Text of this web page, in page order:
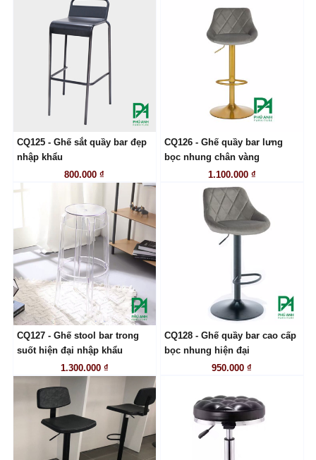
CQ125 - Ghế sắt quầy bar đẹp
nhập khẩu
800.000 ₫
LIÊN HỆ
CQ126 - Ghế quầy bar lưng
bọc nhung chân vàng
1.100.000 ₫
LIÊN HỆ
CQ127 - Ghế stool bar trong
suốt hiện đại nhập khẩu
1.300.000 ₫
LIÊN HỆ
CQ128 - Ghế quầy bar cao cấp
bọc nhung hiện đại
950.000 ₫